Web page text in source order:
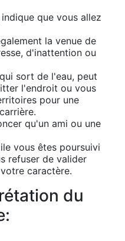
que vous allez
la venue de
d'inattention ou
sort de l'eau, peut
l'endroit ou vous
pour une
qu'un ami ou une
vous êtes poursuivi
refuser de valider
caractère.
du